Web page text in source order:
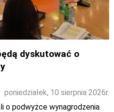
dyskutować o
poniedziałek, 10 sierpnia 2026r.
o podwyżce wynagrodzenia